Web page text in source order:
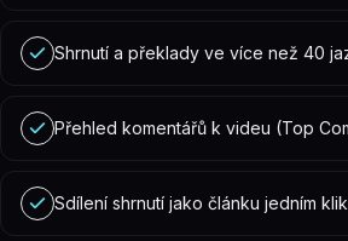
Shrnutí a překlady ve více než 40
Přehled komentářů k videu (Top
Sdílení shrnutí jako článku jedním